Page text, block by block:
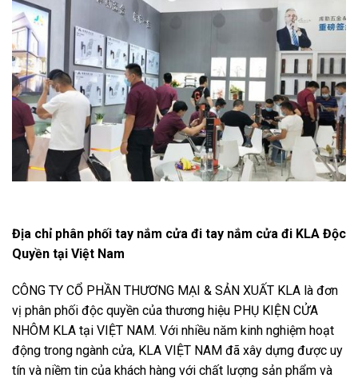
Địa chỉ phân phối tay nắm cửa đi tay nắm cửa đi KLA Độc
Quyền tại Việt Nam
CÔNG TY CỔ PHẦN THƯƠNG MẠI & SẢN XUẤT KLA là đơn
vị phân phối độc quyền của thương hiệu PHỤ KIỆN CỬA
NHÔM KLA tại VIỆT NAM. Với nhiều năm kinh nghiệm hoạt
động trong ngành cửa, KLA VIỆT NAM đã xây dựng được uy
tín và niềm tin của khách hàng với chất lượng sản phẩm và